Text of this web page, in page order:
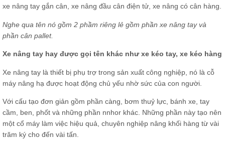
xe nâng tay gắn cân, xe nâng đầu cân điện tử, xe nâng có cân hàng.
Nghe qua tên nó gồm 2 phầm riêng lẻ gồm phần xe nâng tay và
phần cân pallet.
Xe nâng tay hay được gọi tên khác như xe kéo tay, xe kéo hàng
Xe nâng tay là thiết bị phụ trợ trong sản xuất công nghiệp, nó là cỗ
máy nâng hạ được hoạt động chủ yếu nhờ sức của con người.
Với cấu tạo đơn giản gồm phần càng, bơm thuỷ lực, bánh xe, tay
cầm, ben, phốt và những phần nnhor khác. Những phần này tạo nên
một cổ máy làm việc hiệu quả, chuyên nghiệp nâng khối hàng từ vài
trăm ký cho đến vài tấn.